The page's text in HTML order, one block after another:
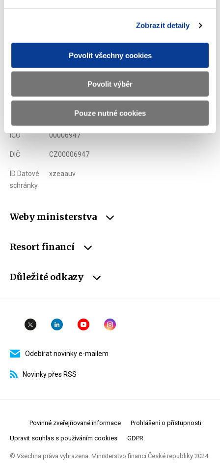
Zobrazit detaily
Povolit všechny cookies
Povolit výběr
Pouze nutné cookies
Ministerstvo financí ČR
Telefon +420 257 041 111
podatelna@mf.gov.cz
IČO 00006947
DIČ CZ00006947
ID Datové
schránky
xzeaauv
Weby ministerstva
Resort financí
Důležité odkazy
Odebírat novinky e-mailem
Novinky přes RSS
Povinné zveřejňované informace Prohlášení o přístupnosti
Upravit souhlas s používáním cookies GDPR
© Všechna práva vyhrazena. Ministerstvo financí České republiky 2024